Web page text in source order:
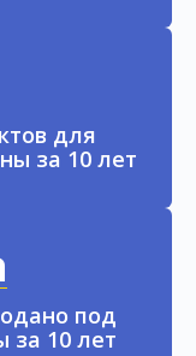
для
за 10 лет
под
за 10 лет